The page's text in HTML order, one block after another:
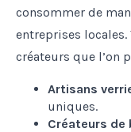
consommer de
entreprises
créateurs que l’on
Artisans
uniques.
Créateurs de